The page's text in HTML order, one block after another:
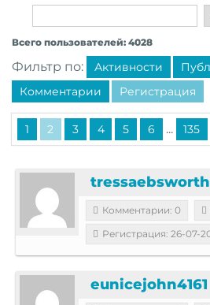
Всего пользователей: 4028
Фильтр по: Активности
Комментарии
Регистрация
1 2 3 4 5 6 ... 135
Комментарии: 0
Регистрация: 26-07-
eunicejohn4161